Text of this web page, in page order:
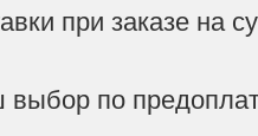
при заказе на
по